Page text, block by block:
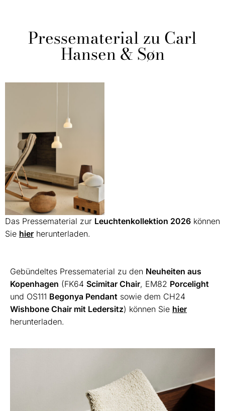
Pressematerial zu Carl
Hansen & Søn
Das Pressematerial zur Leuchtenkollektion 2026 können
Sie hier herunterladen.
Gebündeltes Pressematerial zu den Neuheiten aus
Kopenhagen (FK64 Scimitar Chair, EM82 Porcelight
und OS111 Begonya Pendant sowie dem CH24
Wishbone Chair mit Ledersitz) können Sie hier
herunterladen.